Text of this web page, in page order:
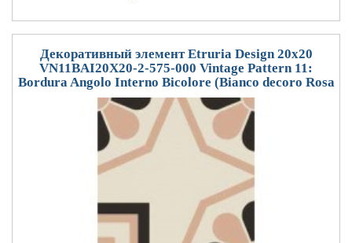
Декоративный элемент Etruria Design 20x20
VN11BAI20X20-2-575-000 Vintage Pattern 11:
Bordura Angolo Interno Bicolore (Bianco decoro Rosa